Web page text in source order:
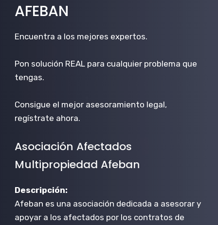
AFEBAN
Encuentra a los mejores expertos.
Pon solución REAL para cualquier problema que
tengas.
Consigue el mejor asesoramiento legal,
regístrate ahora.
Asociación Afectados
Multipropiedad Afeban
Descripción:
Afeban es una asociación dedicada a asesorar y
apoyar a los afectados por los contratos de